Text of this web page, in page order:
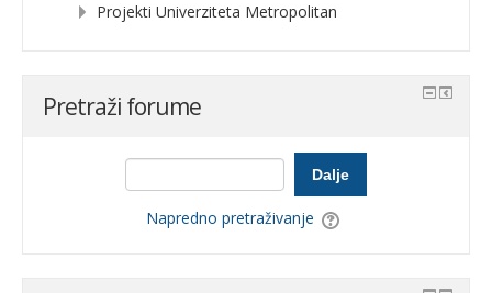
Projekti Univerziteta Metropolitan
Pretraži forume
Dalje
Napredno pretraživanje